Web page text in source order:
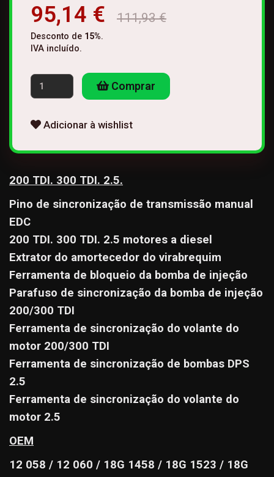
95,14 € 111,93 €
Desconto de 15%.
IVA incluído.
Comprar
Adicionar à wishlist
200 TDI. 300 TDI. 2.5.
Pino de sincronização de transmissão manual
EDC
200 TDI. 300 TDI. 2.5 motores a diesel
Extrator do amortecedor do virabrequim
Ferramenta de bloqueio da bomba de injeção
Parafuso de sincronização da bomba de injeção
200/300 TDI
Ferramenta de sincronização do volante do
motor 200/300 TDI
Ferramenta de sincronização de bombas DPS
2.5
Ferramenta de sincronização do volante do
motor 2.5
OEM
12 058 / 12 060 / 18G 1458 / 18G 1523 / 18G